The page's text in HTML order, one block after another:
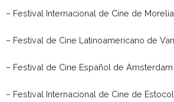
– Festival Internacional de Cine de Morelia
– Festival de Cine Latinoamericano de
– Festival de Cine Español de Ámsterdam
– Festival Internacional de Cine de